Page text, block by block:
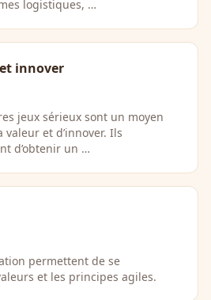
logistiques, …
innover
jeux sérieux sont un moyen
et d’innover. Ils
d’obtenir un …
permettent de se
et les principes agiles.